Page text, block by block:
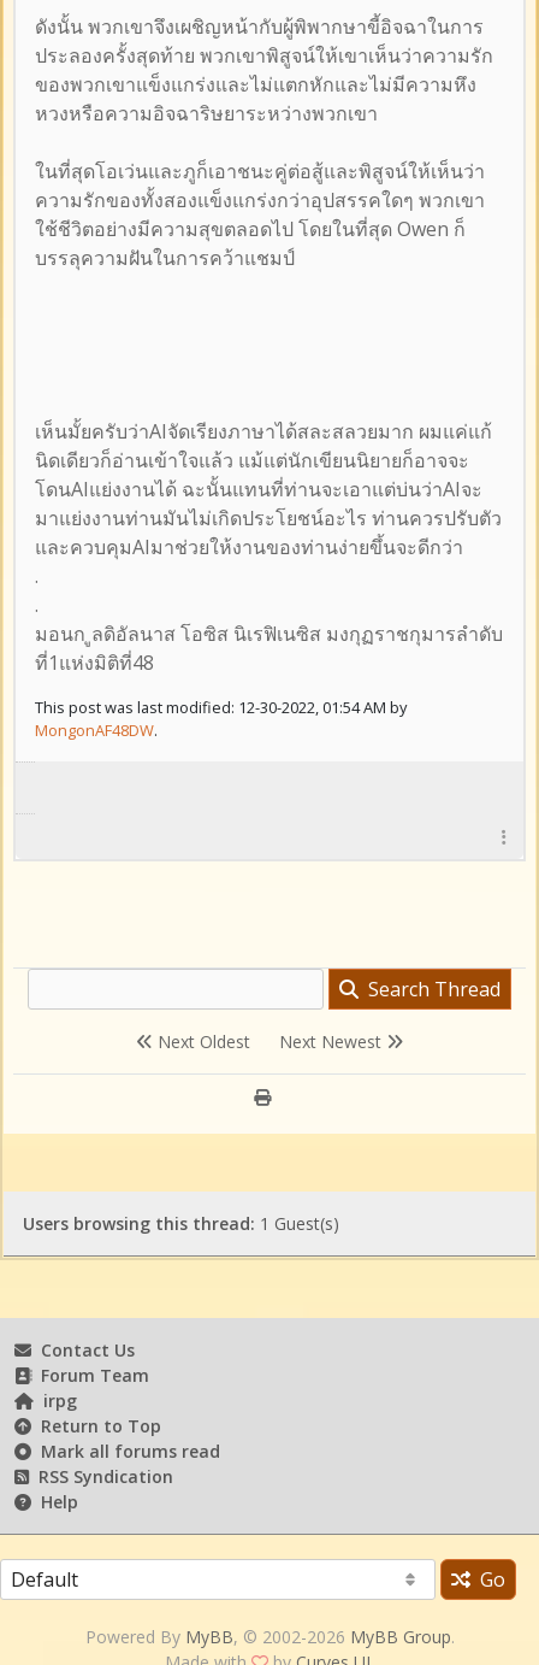
ดังนั้น พวกเขาจึงเผชิญหน้ากับผู้พิพากษาขี้อิจฉาในการ
ประลองครั้งสุดท้าย พวกเขาพิสูจน์ให้เขาเห็นว่าความรัก
ของพวกเขาแข็งแกร่งและไม่แตกหักและไม่มีความหึง
หวงหรือความอิจฉาริษยาระหว่างพวกเขา
ในที่สุดโอเว่นและภูก็เอาชนะคู่ต่อสู้และพิสูจน์ให้เห็นว่า
ความรักของทั้งสองแข็งแกร่งกว่าอุปสรรคใดๆ พวกเขา
ใช้ชีวิตอย่างมีความสุขตลอดไป โดยในที่สุด Owen ก็
บรรลุความฝันในการคว้าแชมป์
เห็นมั้ยครับว่าAIจัดเรียงภาษาได้สละสลวยมาก ผมแค่แก้
นิดเดียวก็อ่านเข้าใจแล้ว แม้แต่นักเขียนนิยายก็อาจจะ
โดนAIแย่งงานได้ ฉะนั้นแทนที่ท่านจะเอาแต่บ่นว่าAIจะ
มาแย่งงานท่านมันไม่เกิดประโยชน์อะไร ท่านควรปรับตัว
และควบคุมAIมาช่วยให้งานของท่านง่ายขึ้นจะดีกว่า
.
.
มอนก ูลดิอัลนาส โอซิส นิเรฟิเนซิส มงกุฏราชกุมารลำดับ
ที่1แห่งมิติที่48
This post was last modified: 12-30-2022, 01:54 AM by
MongonAF48DW.
Search Thread
Next Oldest Next Newest
Users browsing this thread: 1 Guest(s)
Contact Us
Forum Team
irpg
Return to Top
Mark all forums read
RSS Syndication
Help
Go
Powered By MyBB, © 2002-2026 MyBB Group.